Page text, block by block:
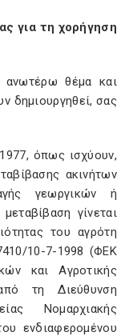
για τη χορήγηση
ανωτέρω θέμα και
δημιουργηθεί, σας
όπως ισχύουν,
ακινήτων
γεωργικών ή
γίνεται
του αγρότη
10-7-1998 (ΦΕΚ
και Αγροτικής
τη Διεύθυνση
Νομαρχιακής
ενδιαφερομένου